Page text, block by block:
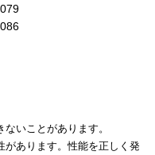
いことがあります。
あります。性能を正しく発